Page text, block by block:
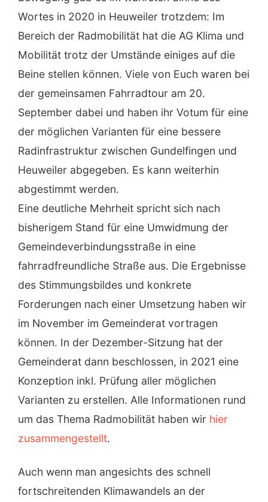
Wortes in 2020 in Heuweiler trotzdem: Im
Bereich der Radmobilität hat die AG Klima und
Mobilität trotz der Umstände einiges auf die
Beine stellen können. Viele von Euch waren bei
der gemeinsamen Fahrradtour am 20.
September dabei und haben ihr Votum für eine
der möglichen Varianten für eine bessere
Radinfrastruktur zwischen Gundelfingen und
Heuweiler abgegeben. Es kann weiterhin
abgestimmt werden.
Eine deutliche Mehrheit spricht sich nach
bisherigem Stand für eine Umwidmung der
Gemeindeverbindungsstraße in eine
fahrradfreundliche Straße aus. Die Ergebnisse
des Stimmungsbildes und konkrete
Forderungen nach einer Umsetzung haben wir
im November im Gemeinderat vortragen
können. In der Dezember-Sitzung hat der
Gemeinderat dann beschlossen, in 2021 eine
Konzeption inkl. Prüfung aller möglichen
Varianten zu erstellen. Alle Informationen rund
um das Thema Radmobilität haben wir hier
zusammengestellt.
Auch wenn man angesichts des schnell
fortschreitenden Klimawandels an der